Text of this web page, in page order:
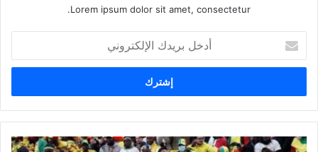
Lorem ipsum dolor sit amet, consectetur.
خ
ب
ر
د